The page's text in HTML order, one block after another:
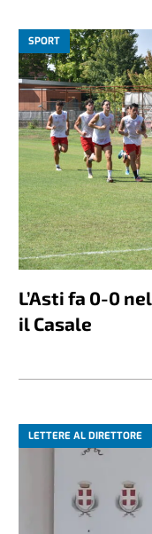
SPORT
L’Asti fa 0-0
il Casale
LETTERE AL DIRETTORE